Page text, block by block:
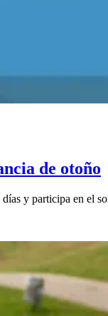
de otoño
y participa en el